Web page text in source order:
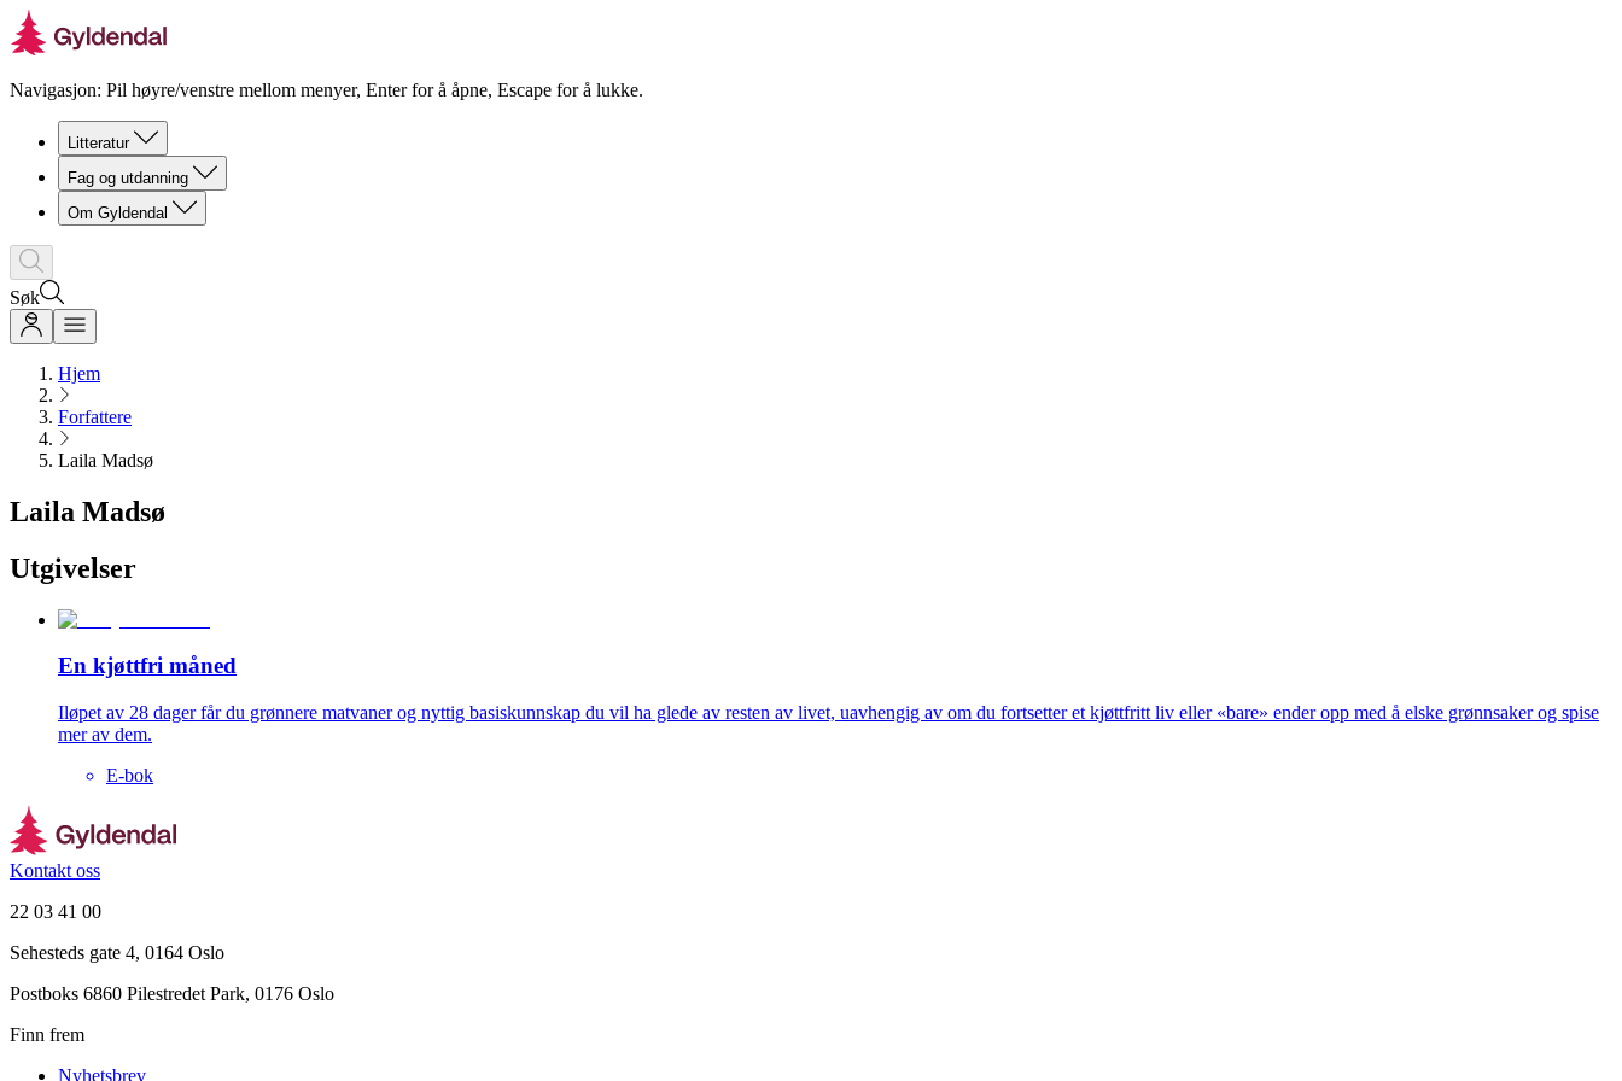
Navigasjon: Pil høyre/venstre mellom menyer, Enter for å åpne, Escape for å lukke.
Litteratur
Fag og utdanning
Om Gyldendal
Søk
Hjem
Forfattere
Laila Madsø
Laila Madsø
Utgivelser
En kjøttfri måned
Iløpet av 28 dager får du grønnere matvaner og nyttig basiskunnskap du vil ha glede av resten av livet, uavhengig av om du fortsetter et kjøttfritt liv eller «bare» ender opp med å elske grønnsaker og spise
mer av dem.
E-bok
Kontakt oss
22 03 41 00
Sehesteds gate 4, 0164 Oslo
Postboks 6860 Pilestredet Park, 0176 Oslo
Finn frem
Nyhetsbrev